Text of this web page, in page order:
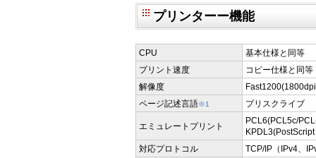
プリンターー機能
CPU
基本仕様と同等
プリント速度
コピー仕様と同等
解像度
ページ記述言語※1 プリスクライブ
エミュレートプリント
PCL6(PCL5c/
対応プロトコル
TCP/IP（IPv4、